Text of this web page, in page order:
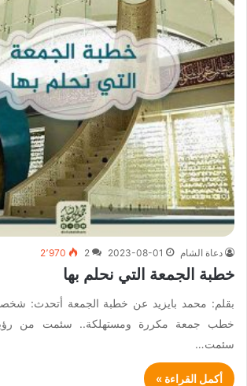
دعاة الشام 2023-08-01
2 2٬970
خطبة الجمعة التي نحلم بها
بقلم: محمد بايزيد عن خطبة الجمعة أتحدث:
خطب جمعة مكررة ومستهلكة.. سئمت من رؤية
سئمت…
أكمل القراءة »